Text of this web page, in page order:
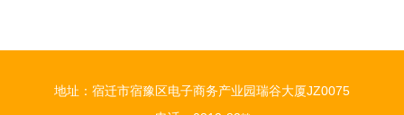
盖看你喝茶
地址：宿迁市宿豫区电子商务产业园瑞谷大厦JZ0075